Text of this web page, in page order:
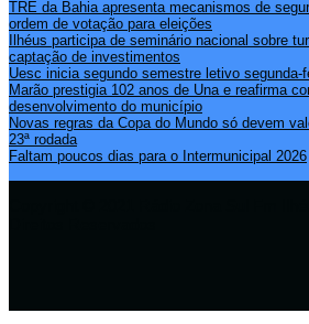
TRE da Bahia apresenta mecanismos de
ordem de votação para eleições
Ilhéus participa de seminário nacional sobre
captação de investimentos
Uesc inicia segundo semestre letivo segunda-
Marão prestigia 102 anos de Una e reafirma
desenvolvimento do município
Novas regras da Copa do Mundo só devem
23ª rodada
Faltam poucos dias para o Intermunicipal 2026